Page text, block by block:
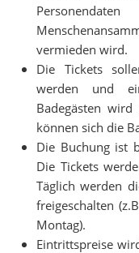
vermieden wird.
Die Tickets
werden und
Badegästen
können sich die
Die Buchung ist
Die Tickets
Täglich werden
freigeschalten
Montag).
Eintrittspreise